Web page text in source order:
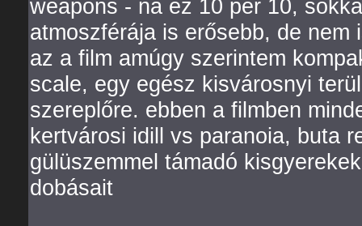
weapons - na ez 10 per 10,
atmoszférája is erősebb, de
az a film amúgy szerintem
scale, egy egész kisvárosnyi
szereplőre. ebben a filmben
kertvárosi idill vs paranoia, buta
gülüszemmel támadó
dobásait